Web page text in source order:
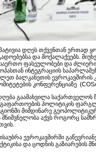
დღეს თქვენთან ერთად
და მოქალაქეებს.
ფასეულობები და
ინტეგრაციის
ბალკანეთის ევროკავშირის
კონფერენციაზე
გაამახვილა საქართველოს
გაფართოების პოლიტიკის
მიმდინარე
აქვს როგორც
ევროკავშირში
და ცოდნის გაზიარების